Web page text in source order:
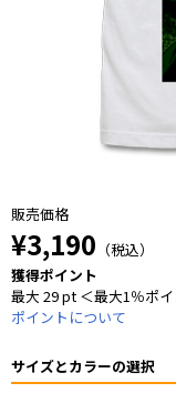
販売価格
¥3,190 （税込）
獲得ポイント
最大 29 pt ＜最大1％ポ
ポイントについて
サイズとカラーの選択